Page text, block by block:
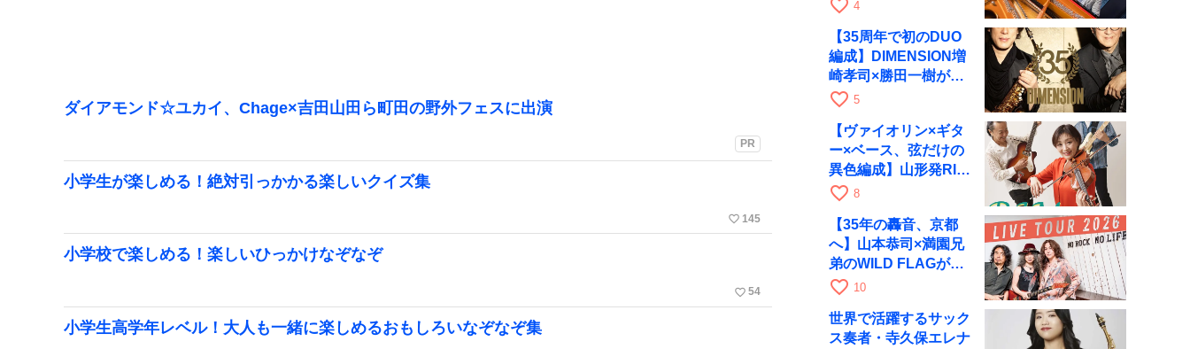
ダイアモンド☆ユカイ、Chage×吉田山田ら町田の野外フェスに出演
PR
小学生が楽しめる！絶対引っかかる楽しいクイズ集
favorite_border 145
小学校で楽しめる！楽しいひっかけなぞなぞ
favorite_border 54
小学生高学年レベル！大人も一緒に楽しめるおもしろいなぞなぞ集
favorite_border 4
【35周年で初のDUO
編成】DIMENSION増
崎孝司×勝田一樹が10
月11日に京都RAGへ
favorite_border 5
【ヴァイオリン×ギタ
ー×ベース、弦だけの
異色編成】山形発RIM
が初全国ツアーで8月
favorite_border 8
【35年の轟音、京都
へ】山本恭司×満園兄
弟のWILD FLAGが8
月6日にRAGでライブ
favorite_border 10
世界で活躍するサック
ス奏者・寺久保エレナ